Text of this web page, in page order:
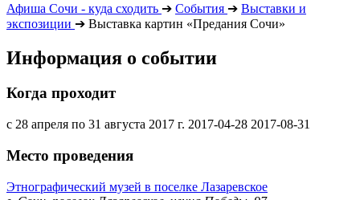
Афиша Сочи - куда сходить ➔ События ➔ Выставки и
экспозиции ➔ Выставка картин «Предания Сочи»
Информация о событии
Когда проходит
с 28 апреля по 31 августа 2017 г. 2017-04-28 2017-08-31
Место проведения
Этнографический музей в поселке Лазаревское